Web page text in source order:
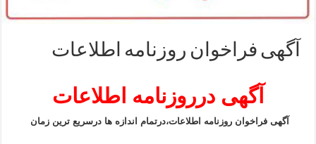
آگهی فراخوان روزنامه اطلاعات
آگهی درروزنامه اطلاعات
آگهی فراخوان روزنامه اطلاعات،درتمام اندازه ها درسریع ترین زمان